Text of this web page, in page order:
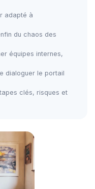
adapté à
du chaos des
équipes internes,
dialoguer le portail
clés, risques et